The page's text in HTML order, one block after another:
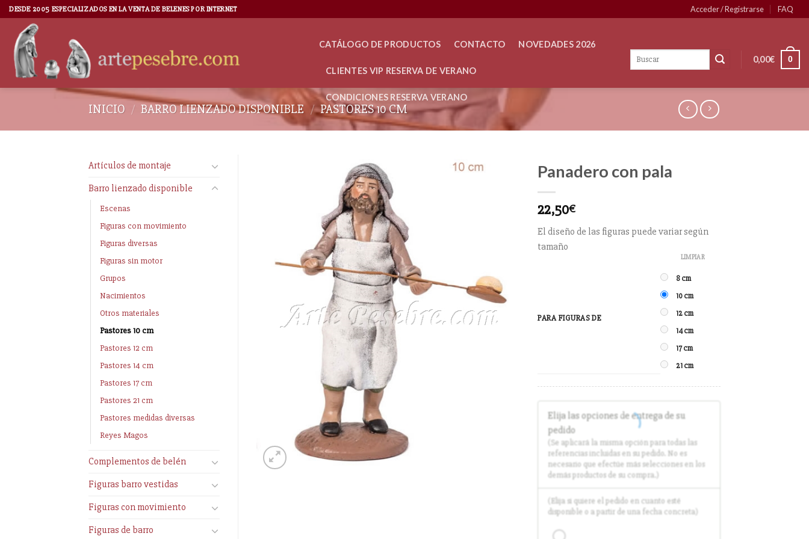
DESDE 2005 ESPECIALIZADOS EN LA VENTA DE BELENES POR INTERNET Acceder / Registrarse FAQ
CATÁLOGO DE PRODUCTOS CONTACTO NOVEDADES 2026
CLIENTES VIP RESERVA DE VERANO
CONDICIONES RESERVA VERANO
0,00€ 0
INICIO / BARRO LIENZADO DISPONIBLE / PASTORES 10 CM
Artículos de montaje
Barro lienzado disponible
Escenas
Figuras con movimiento
Figuras diversas
Figuras sin motor
Grupos
Nacimientos
Otros materiales
Pastores 10 cm
Pastores 12 cm
Pastores 14 cm
Pastores 17 cm
Pastores 21 cm
Pastores medidas diversas
Reyes Magos
Complementos de belén
Figuras barro vestidas
Figuras con movimiento
Figuras de barro
Panadero con pala
22,50€
El diseño de las figuras puede variar según
tamaño
PARA FIGURAS DE
8 cm
10 cm
12 cm
14 cm
17 cm
21 cm
LIMPIAR
Elija las opciones de entrega de su
pedido
(Se aplicará la misma opción para todas las
referencias incluidas en su pedido. No es
necesario que efectúe más selecciones en los
demás productos de su compra.)
(Elija si quiere el pedido en cuanto esté
disponible o a partir de una fecha concreta)